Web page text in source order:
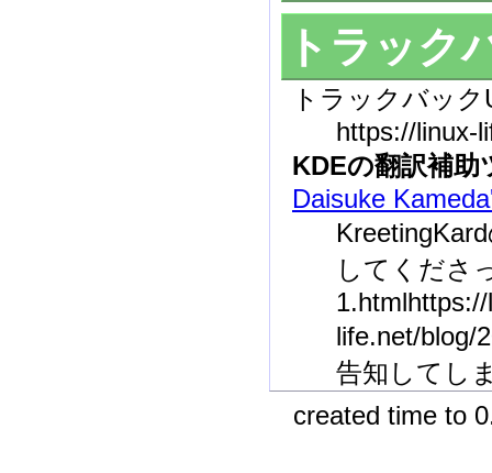
トラック
トラックバック
https://linux-
KDEの翻訳補
Daisuke
してくださ
life.net/blog/
告知してし
created time to